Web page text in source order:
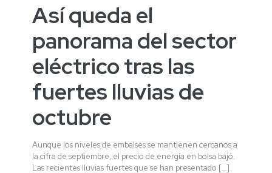
Así queda el
panorama del sector
eléctrico tras las
fuertes lluvias de
octubre
Aunque los niveles de embalses se mantienen cercanos a
la cifra de septiembre, el precio de energía en bolsa bajó.
Las recientes lluvias fuertes que se han presentado […]